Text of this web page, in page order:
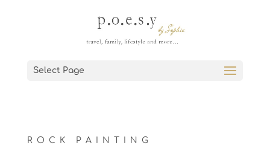
Select Page
ROCK PAINTING